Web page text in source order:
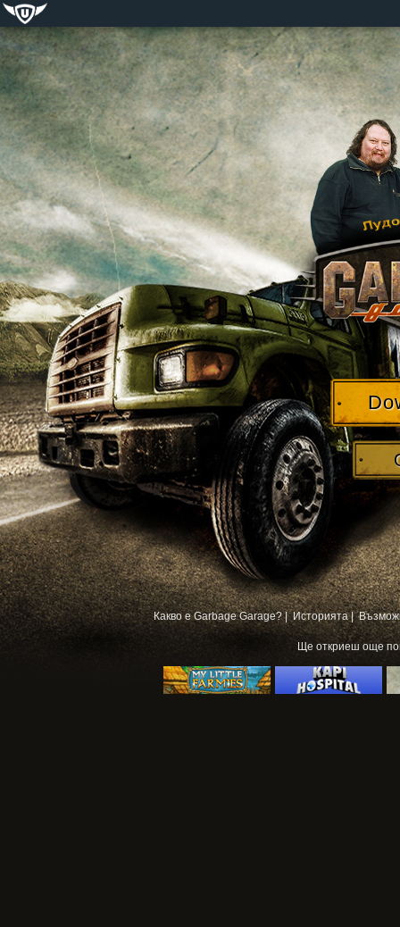
Какво е Garbage Garage? | Историята |
Ще откриеш още